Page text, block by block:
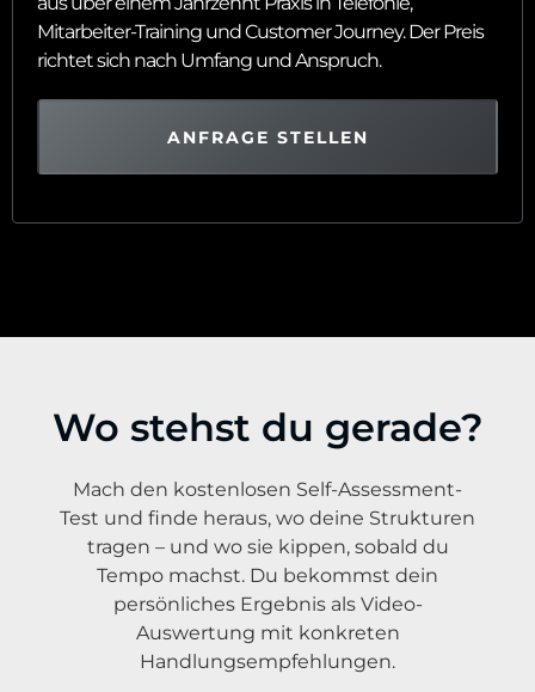
Mitarbeiter-Training und Customer Journey. Der Preis
richtet sich nach Umfang und Anspruch.
ANFRAGE STELLEN
Wo stehst du gerade?
Mach den kostenlosen Self-Assessment-
Test und finde heraus, wo deine Strukturen
tragen – und wo sie kippen, sobald du
Tempo machst. Du bekommst dein
persönliches Ergebnis als Video-
Auswertung mit konkreten
Handlungsempfehlungen.